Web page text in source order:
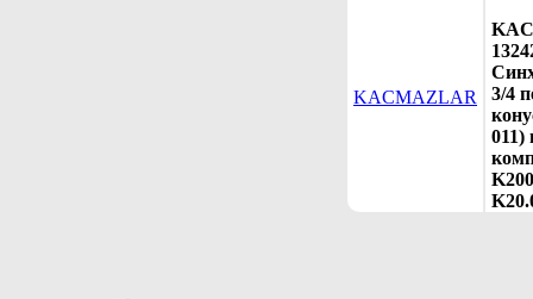
KACMAZLAR
3/4
011)